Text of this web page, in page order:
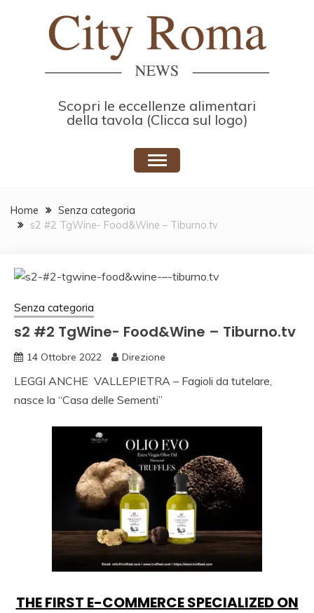
Scopri le eccellenze alimentari
della tavola (Clicca sul logo)
Home
Senza categoria
s2 #2 TgWine- Food&Wine – Tiburno.tv
Senza categoria
s2 #2 TgWine- Food&Wine – Tiburno.tv
14 Ottobre 2022 Direzione
LEGGI ANCHE VALLEPIETRA – Fagioli da tutelare,
nasce la “Casa delle Sementi”
THE FIRST E-COMMERCE SPECIALIZED ON